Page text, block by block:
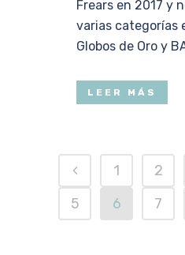
Frears en 2017 y
varias categorías
Globos de Oro y
LEER MÁS
1 2
5
6 7